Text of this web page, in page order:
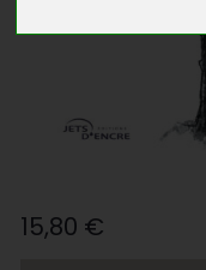
15,80 €